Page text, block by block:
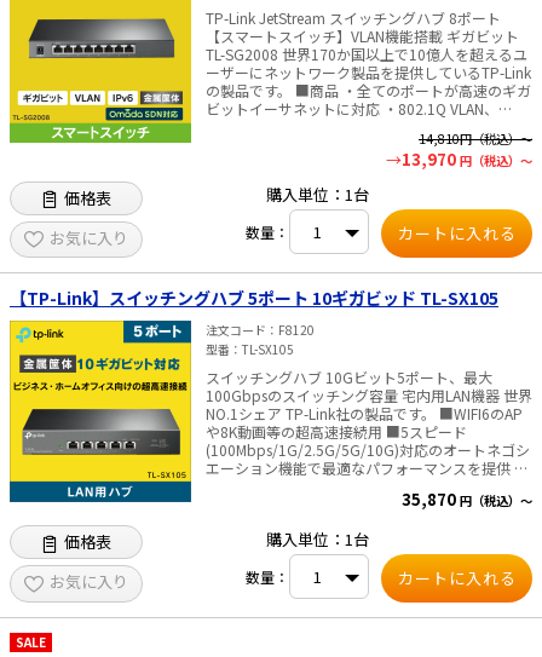
TP-Link JetStream スイッチングハブ 8ポート
【スマートスイッチ】VLAN機能搭載 ギガビット
TL-SG2008 世界170か国以上で10億人を超えるユ
ーザーにネットワーク製品を提供しているTP-Link
の製品です。 ■商品 ・全てのポートが高速のギガ
ビットイーサネットに対応 ・802.1Q VLAN、
統合されたセキュリティ戦略により、LANエリア
のインベストメントを保護 ・L2/L3/L4 QoS と
ションを最適化 ・WEB/CLI 管理モード・SNMP・
RMON等、多様な管理機能 ・革新的な省エネ技術
により、最大65％の消費電力を削減 ・寸法(幅×
奥行×高さ)：440×180×44mm(ラックマウント
対応) ・電源：ACアダプターDC12
Ｖ/1A（100~240VAC, 50/60Hz） ・最大消費電
力：6.42W（220V/50Hz） ・付属品： 電源アダプ
ター、設定ガイド、リソースCD、 ゴム足 ・認
証：CE, FCC, RoHS※製品型番変更のお知らせ：
「TL-□□□」型番製品が「TL-」の無い型番に切
り替わります。旧型番の在庫が無くなり次第、新
型番の製品を発送いたします。納品書に記載の型
番と製品/パッケージに記載の型番とが異なる場合
がありますが、製品の機能に変更はありません。
パッケージは一部変更となっている場合がありま
す。✅TP-Link社製品についてのご注意：予めご了
承ください。メーカーの都合により、商品改良の
ため仕様、外観は予告なく変更する場合がありま
様の在庫が混在する可能性がございます。
14,810円（税込）～
13,970 円（税込）～
価格表
お気に入り
購入単位：1台
数量：
【TP-Link】スイッチングハブ 5ポート 10ギガビッド TL-SX105
注文コード
F8120
型番
TL-SX105
スイッチングハブ 10Gビット5ポート、最大
100Gbpsのスイッチング容量 宅内用LAN機器 世界
NO.1シェア TP-Link社の製品です。 ■WIFI6のAP
や8K動画等の超高速接続用 ■5スピード
(100Mbps/1G/2.5G/5G/10G)対応のオートネゴシ
エーション機能で最適なパフォーマンスを提供 ■
度:100Mbps/1Gbps/2.5Gbps/5Gbps/10Gbps 消
費電力:最大:21.4 W 寸法:226×131×35 mm 筐体:
てのご注意：予めご了承ください。メーカーの都
35,870 円（税込）～
価格表
お気に入り
購入単位：1台
数量：
SALE